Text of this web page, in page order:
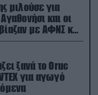
μιλούσε για
και οι
με ΑΦΝΣ και
ξανά το Oruc
για αγωγό